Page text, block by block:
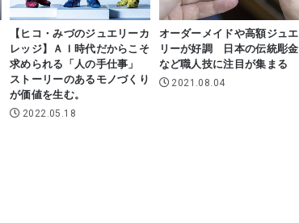
【ヒコ・みづのジュエリーカ
レッジ】ＡＩ時代だからこそ
求められる「人の手仕事」
ストーリーのあるモノづくり
が価値を生む。
2022.05.18
オーダーメイドや高額ジュエ
リーが好調 日本の伝統彫金
など職人技に注目が集まる
2021.08.04